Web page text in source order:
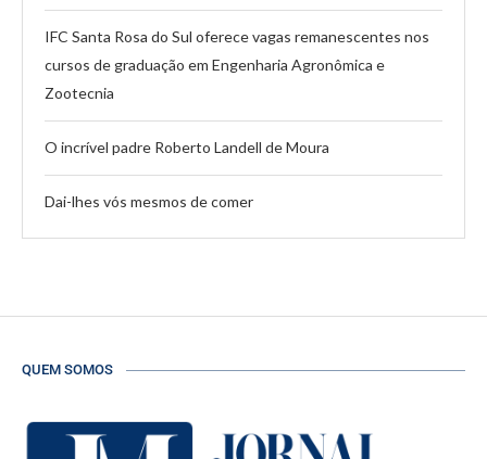
IFC Santa Rosa do Sul oferece vagas remanescentes nos
cursos de graduação em Engenharia Agronômica e
Zootecnia
O incrível padre Roberto Landell de Moura
Dai-lhes vós mesmos de comer
QUEM SOMOS